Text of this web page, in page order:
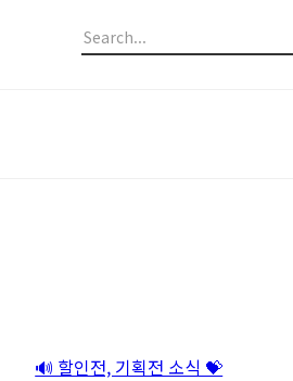
🔊 할인전, 기획전 소식 💝